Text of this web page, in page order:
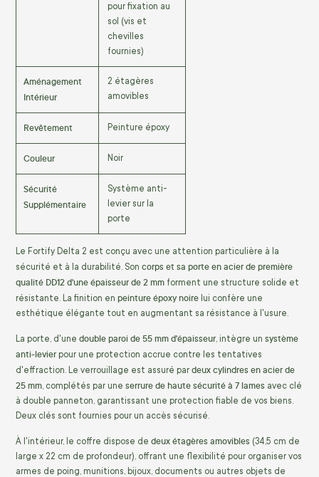
pour fixation au
sol (vis et
chevilles
fournies)
Aménagement
Intérieur
2 étagères
amovibles
Revêtement Peinture époxy
Couleur Noir
Sécurité
Supplémentaire
Système anti-
levier sur la
porte
Le Fortify Delta 2 est conçu avec une attention particulière à la
sécurité et à la durabilité. Son corps et sa porte en acier de première
qualité DD12 d'une épaisseur de 2 mm forment une structure solide et
résistante. La finition en peinture époxy noire lui confère une
esthétique élégante tout en augmentant sa résistance à l'usure.
La porte, d'une double paroi de 55 mm d'épaisseur , intègre un système
anti-levier pour une protection accrue contre les tentatives
d'effraction. Le verrouillage est assuré par deux cylindres en acier de
25 mm , complétés par une serrure de haute sécurité à 7 lames avec clé
à double panneton, garantissant une protection fiable de vos biens.
Deux clés sont fournies pour un accès sécurisé.
À l'intérieur, le coffre dispose de deux étagères amovibles (34,5 cm de
large x 22 cm de profondeur), offrant une flexibilité pour organiser vos
armes de poing, munitions, bijoux, documents ou autres objets de